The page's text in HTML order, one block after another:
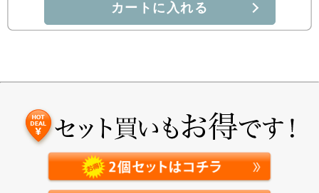
カートに入れる